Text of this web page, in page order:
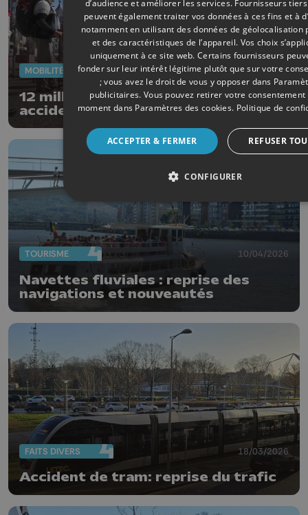
MOBILITÉ 27/04/2026
12 millions de voyageurs, 52
accidents... Un an de tram en
chiffres
TOURISME 10/04/2026
Navettes fluviales : reprise des
navigations et nouveautés
FAITS DIVERS 18/03/2026
Accident de tram: reprise du trafic
d’audience et améliorer les services. Fournisseurs
peuvent également traiter vos données à ces fins et à
notamment en utilisant des données de géolocalisation
et des caractéristiques de l’appareil. Vos choix
uniquement à ce site web. Certains fournisseurs
fonder sur leur intérêt légitime plutôt que sur votre
; vous avez le droit de vous y opposer dans
publicitaires. Vous pouvez retirer votre
moment dans Paramètres des cookies. Politique de
ACCEPTER & FERMER REFUSER
CONFIGURER